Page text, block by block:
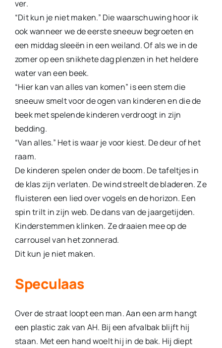
ver.
“Dit kun je niet maken.” Die waarschuwing hoor ik
ook wanneer we de eerste sneeuw begroeten en
een middag sleeën in een wei­land. Of als we in de
zomer op een snikhete dag plenzen in het heldere
water van een beek.
“Hier kan van alles van komen” is een stem die
sneeuw smelt voor de ogen van kinderen en die de
beek met spelende kinderen verdroogt in zijn
bedding.
“Van alles.” Het is waar je voor kiest. De deur of het
raam.
De kinderen spelen onder de boom. De tafeltjes in
de klas zijn verlaten. De wind streelt de bladeren. Ze
fluisteren een lied over vogels en de horizon. Een
spin trilt in zijn web. De dans van de jaargetijden.
Kinderstemmen klinken. Ze draaien mee op de
carrousel van het zonnerad.
Dit kun je niet maken.
Speculaas
Over de straat loopt een man. Aan een arm hangt
een plastic zak van AH. Bij een afvalbak blijft hij
staan. Met een hand woelt hij in de bak. Hij diept